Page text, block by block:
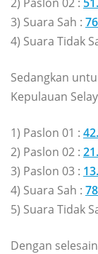
3) Suara Sah :
4) Suara Tidak
Sedangkan
Kepulauan
1) Paslon 01 :
2) Paslon 02 :
3) Paslon 03 :
4) Suara Sah :
5) Suara Tidak
Dengan